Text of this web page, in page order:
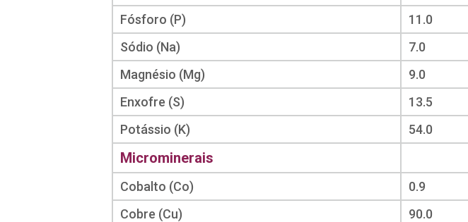
Fósforo (P)
11.0
Sódio (Na)
7.0
Magnésio (Mg)
9.0
Enxofre (S)
13.5
Potássio (K)
54.0
Microminerais
Cobalto (Co) 0.9
Cobre (Cu)
90.0